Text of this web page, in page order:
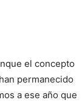
el concepto
permanecido
a ese año que